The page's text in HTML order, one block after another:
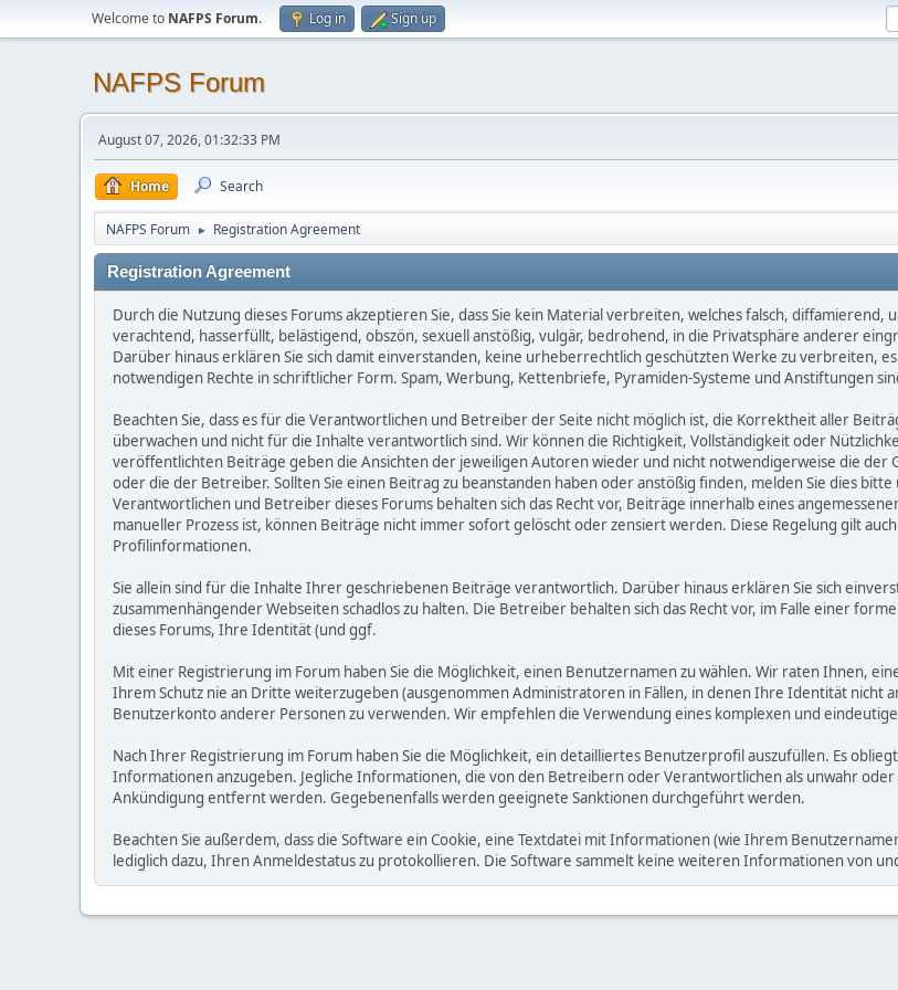
Welcome to NAFPS Forum. Log in Sign up
NAFPS Forum
August 07, 2026, 01:32:33 PM
Home Search
NAFPS Forum ► Registration Agreement
Registration Agreement
Durch die Nutzung dieses Forums akzeptieren Sie, dass Sie kein Material verbreiten, welches falsch, diffamierend,
verachtend, hasserfüllt, belästigend, obszön, sexuell anstößig, vulgär, bedrohend, in die Privatsphäre anderer
Darüber hinaus erklären Sie sich damit einverstanden, keine urheberrechtlich geschützten Werke zu verbreiten,
notwendigen Rechte in schriftlicher Form. Spam, Werbung, Kettenbriefe, Pyramiden-Systeme und Anstiftungen
Beachten Sie, dass es für die Verantwortlichen und Betreiber der Seite nicht möglich ist, die Korrektheit aller
überwachen und nicht für die Inhalte verantwortlich sind. Wir können die Richtigkeit, Vollständigkeit oder
veröffentlichten Beiträge geben die Ansichten der jeweiligen Autoren wieder und nicht notwendigerweise die der
oder die der Betreiber. Sollten Sie einen Beitrag zu beanstanden haben oder anstößig finden, melden Sie dies
Verantwortlichen und Betreiber dieses Forums behalten sich das Recht vor, Beiträge innerhalb eines
manueller Prozess ist, können Beiträge nicht immer sofort gelöscht oder zensiert werden. Diese Regelung gilt
Profilinformationen.
Sie allein sind für die Inhalte Ihrer geschriebenen Beiträge verantwortlich. Darüber hinaus erklären Sie sich
zusammenhängender Webseiten schadlos zu halten. Die Betreiber behalten sich das Recht vor, im Falle einer
dieses Forums, Ihre Identität (und ggf.
Mit einer Registrierung im Forum haben Sie die Möglichkeit, einen Benutzernamen zu wählen. Wir raten Ihnen,
Ihrem Schutz nie an Dritte weiterzugeben (ausgenommen Administratoren in Fällen, in denen Ihre Identität nicht
Benutzerkonto anderer Personen zu verwenden. Wir empfehlen die Verwendung eines komplexen und
Nach Ihrer Registrierung im Forum haben Sie die Möglichkeit, ein detailliertes Benutzerprofil auszufüllen. Es
Informationen anzugeben. Jegliche Informationen, die von den Betreibern oder Verantwortlichen als unwahr
Ankündigung entfernt werden. Gegebenenfalls werden geeignete Sanktionen durchgeführt werden.
Beachten Sie außerdem, dass die Software ein Cookie, eine Textdatei mit Informationen (wie Ihrem
lediglich dazu, Ihren Anmeldestatus zu protokollieren. Die Software sammelt keine weiteren Informationen von